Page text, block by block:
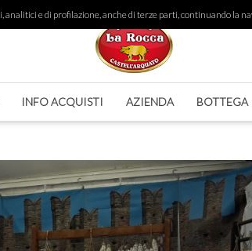
e di profilazione, anche di terze parti, continuando la
INFO ACQUISTI AZIENDA BOTTEGA